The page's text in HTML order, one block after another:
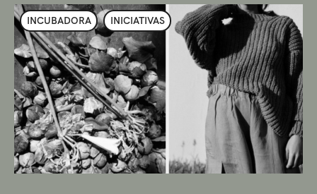
INCUBADORA INICIATIVAS